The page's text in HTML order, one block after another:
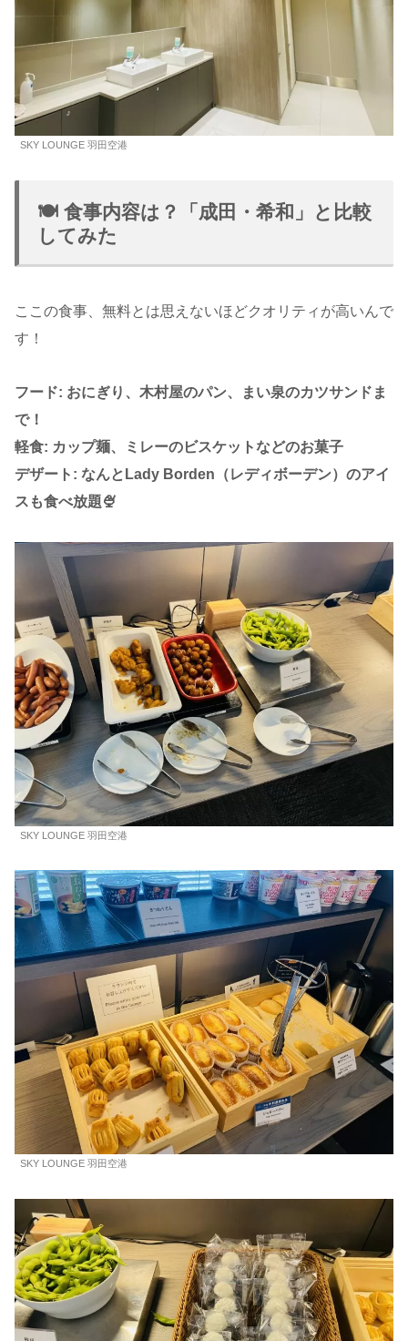
SKY LOUNGE 羽田空港
🍽️ 食事内容は？「成田・希和」と比較
してみた
ここの食事、無料とは思えないほどクオリティが高いんで
す！
フード: おにぎり、木村屋のパン、まい泉のカツサンドま
で！
軽食: カップ麺、ミレーのビスケットなどのお菓子
デザート: なんとLady Borden（レディボーデン）のアイ
スも食べ放題🍨
SKY LOUNGE 羽田空港
SKY LOUNGE 羽田空港